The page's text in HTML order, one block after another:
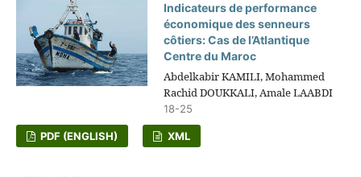
Indicateurs de performance
économique des senneurs
côtiers: Cas de l’Atlantique
Centre du Maroc
Abdelkabir KAMILI, Mohammed
Rachid DOUKKALI, Amale LAABDI
18-25
PDF (ENGLISH) XML